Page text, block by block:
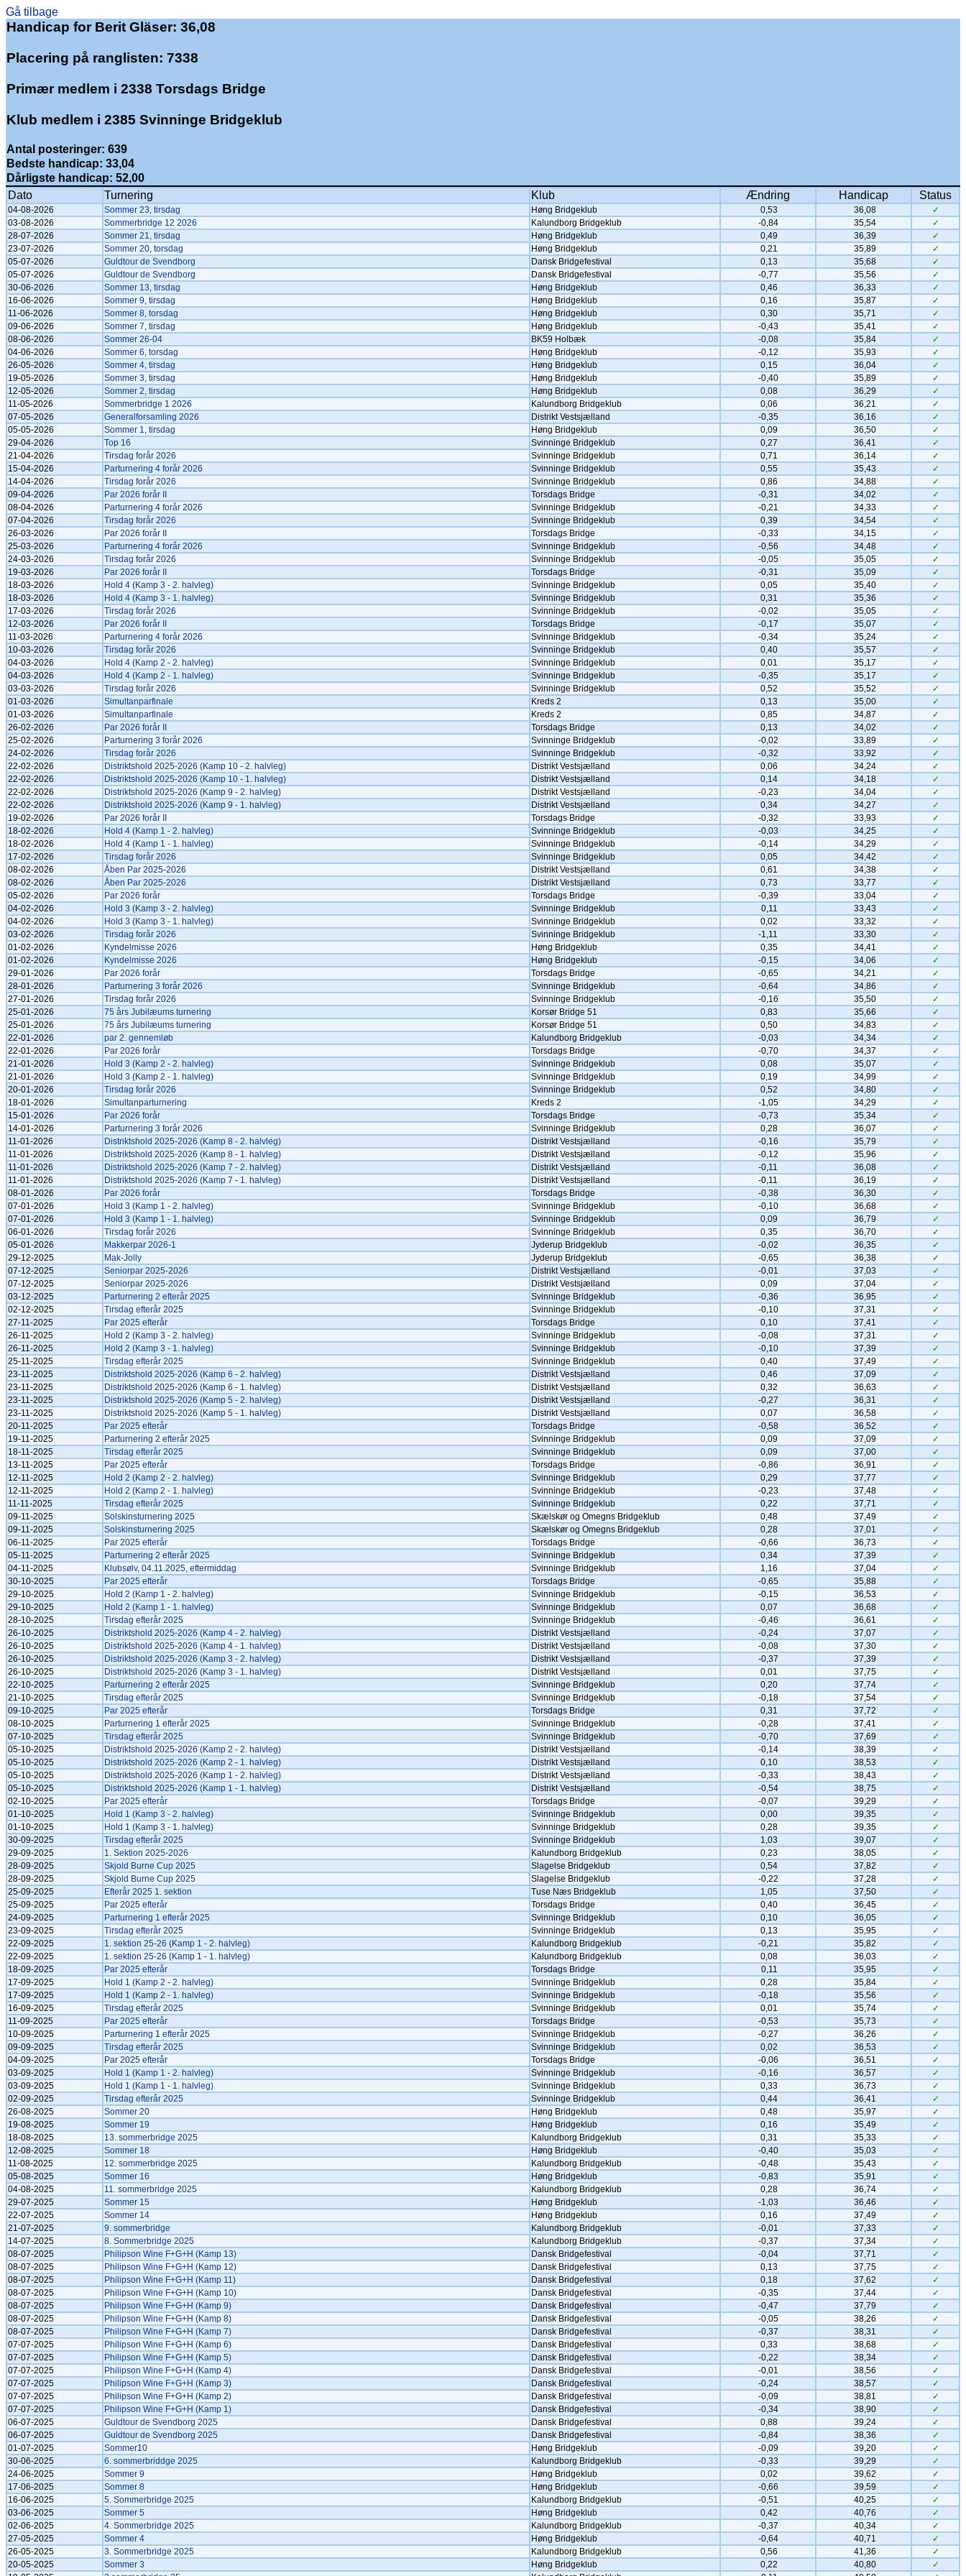
Gå tilbage
Handicap for Berit Gläser: 36,08
Placering på ranglisten: 7338
Primær medlem i 2338 Torsdags Bridge
Klub medlem i 2385 Svinninge Bridgeklub
Antal posteringer: 639
Bedste handicap: 33,04
Dårligste handicap: 52,00
Dato
Turnering Klub Ændring Handicap Status
04-08-2026 Sommer 23, tirsdag Høng Bridgeklub 0,53 36,08
✓
03-08-2026
Sommerbridge 12 2026 Kalundborg Bridgeklub -0,84 35,54
✓
28-07-2026
Sommer 21, tirsdag Høng Bridgeklub 0,49 36,39
✓
23-07-2026
Sommer 20, torsdag Høng Bridgeklub 0,21 35,89
✓
05-07-2026
Guldtour de Svendborg Dansk Bridgefestival 0,13 35,68
✓
05-07-2026
Guldtour de Svendborg Dansk Bridgefestival -0,77 35,56
✓
30-06-2026
Sommer 13, tirsdag Høng Bridgeklub 0,46 36,33
✓
16-06-2026
Sommer 9, tirsdag Høng Bridgeklub 0,16 35,87
✓
11-06-2026
Sommer 8, torsdag Høng Bridgeklub 0,30 35,71
✓
09-06-2026
Sommer 7, tirsdag Høng Bridgeklub -0,43 35,41
✓
08-06-2026
Sommer 26-04 BK59 Holbæk -0,08 35,84
✓
04-06-2026
Sommer 6, torsdag Høng Bridgeklub -0,12 35,93
✓
26-05-2026
Sommer 4, tirsdag Høng Bridgeklub 0,15 36,04
✓
19-05-2026
Sommer 3, tirsdag Høng Bridgeklub -0,40 35,89
✓
12-05-2026
Sommer 2, tirsdag Høng Bridgeklub 0,08 36,29
✓
11-05-2026
Sommerbridge 1 2026 Kalundborg Bridgeklub 0,06 36,21
✓
07-05-2026
Generalforsamling 2026 Distrikt Vestsjælland -0,35 36,16
✓
05-05-2026
Sommer 1, tirsdag Høng Bridgeklub 0,09 36,50
✓
29-04-2026
Top 16 Svinninge Bridgeklub 0,27 36,41
✓
21-04-2026
Tirsdag forår 2026 Svinninge Bridgeklub 0,71 36,14
✓
15-04-2026
Parturnering 4 forår 2026 Svinninge Bridgeklub 0,55 35,43
✓
14-04-2026
Tirsdag forår 2026 Svinninge Bridgeklub 0,86 34,88
✓
09-04-2026
Par 2026 forår II Torsdags Bridge -0,31 34,02
✓
08-04-2026
Parturnering 4 forår 2026 Svinninge Bridgeklub -0,21 34,33
✓
07-04-2026
Tirsdag forår 2026 Svinninge Bridgeklub 0,39 34,54
✓
26-03-2026
Par 2026 forår II Torsdags Bridge -0,33 34,15
✓
25-03-2026
Parturnering 4 forår 2026 Svinninge Bridgeklub -0,56 34,48
✓
24-03-2026
Tirsdag forår 2026 Svinninge Bridgeklub -0,05 35,05
✓
19-03-2026
Par 2026 forår II Torsdags Bridge -0,31 35,09
✓
18-03-2026
Hold 4 (Kamp 3 - 2. halvleg) Svinninge Bridgeklub 0,05 35,40
✓
18-03-2026
Hold 4 (Kamp 3 - 1. halvleg) Svinninge Bridgeklub 0,31 35,36
✓
17-03-2026
Tirsdag forår 2026 Svinninge Bridgeklub -0,02 35,05
✓
12-03-2026
Par 2026 forår II Torsdags Bridge -0,17 35,07
✓
11-03-2026
Parturnering 4 forår 2026 Svinninge Bridgeklub -0,34 35,24
✓
10-03-2026
Tirsdag forår 2026 Svinninge Bridgeklub 0,40 35,57
✓
04-03-2026
Hold 4 (Kamp 2 - 2. halvleg) Svinninge Bridgeklub 0,01 35,17
✓
04-03-2026
Hold 4 (Kamp 2 - 1. halvleg) Svinninge Bridgeklub -0,35 35,17
✓
03-03-2026
Tirsdag forår 2026 Svinninge Bridgeklub 0,52 35,52
✓
01-03-2026
Simultanparfinale Kreds 2 0,13 35,00
✓
01-03-2026
Simultanparfinale Kreds 2 0,85 34,87
✓
26-02-2026
Par 2026 forår II Torsdags Bridge 0,13 34,02
✓
25-02-2026
Parturnering 3 forår 2026 Svinninge Bridgeklub -0,02 33,89
✓
24-02-2026
Tirsdag forår 2026 Svinninge Bridgeklub -0,32 33,92
✓
22-02-2026
Distriktshold 2025-2026 (Kamp 10 - 2. halvleg) Distrikt Vestsjælland 0,06 34,24
✓
22-02-2026
Distriktshold 2025-2026 (Kamp 10 - 1. halvleg) Distrikt Vestsjælland 0,14 34,18
✓
22-02-2026
Distriktshold 2025-2026 (Kamp 9 - 2. halvleg) Distrikt Vestsjælland -0,23 34,04
✓
22-02-2026
Distriktshold 2025-2026 (Kamp 9 - 1. halvleg) Distrikt Vestsjælland 0,34 34,27
✓
19-02-2026
Par 2026 forår II Torsdags Bridge -0,32 33,93
✓
18-02-2026
Hold 4 (Kamp 1 - 2. halvleg) Svinninge Bridgeklub -0,03 34,25
✓
18-02-2026
Hold 4 (Kamp 1 - 1. halvleg) Svinninge Bridgeklub -0,14 34,29
✓
17-02-2026
Tirsdag forår 2026 Svinninge Bridgeklub 0,05 34,42
✓
08-02-2026
Åben Par 2025-2026 Distrikt Vestsjælland 0,61 34,38
✓
08-02-2026
Åben Par 2025-2026 Distrikt Vestsjælland 0,73 33,77
✓
05-02-2026
Par 2026 forår Torsdags Bridge -0,39 33,04
✓
04-02-2026
Hold 3 (Kamp 3 - 2. halvleg) Svinninge Bridgeklub 0,11 33,43
✓
04-02-2026
Hold 3 (Kamp 3 - 1. halvleg) Svinninge Bridgeklub 0,02 33,32
✓
03-02-2026
Tirsdag forår 2026 Svinninge Bridgeklub -1,11 33,30
✓
01-02-2026
Kyndelmisse 2026 Høng Bridgeklub 0,35 34,41
✓
01-02-2026
Kyndelmisse 2026 Høng Bridgeklub -0,15 34,06
✓
29-01-2026
Par 2026 forår Torsdags Bridge -0,65 34,21
✓
28-01-2026
Parturnering 3 forår 2026 Svinninge Bridgeklub -0,64 34,86
✓
27-01-2026
Tirsdag forår 2026 Svinninge Bridgeklub -0,16 35,50
✓
25-01-2026
75 års Jubilæums turnering Korsør Bridge 51 0,83 35,66
✓
25-01-2026
75 års Jubilæums turnering Korsør Bridge 51 0,50 34,83
✓
22-01-2026
par 2. gennemløb Kalundborg Bridgeklub -0,03 34,34
✓
22-01-2026
Par 2026 forår Torsdags Bridge -0,70 34,37
✓
21-01-2026
Hold 3 (Kamp 2 - 2. halvleg) Svinninge Bridgeklub 0,08 35,07
✓
21-01-2026
Hold 3 (Kamp 2 - 1. halvleg) Svinninge Bridgeklub 0,19 34,99
✓
20-01-2026
Tirsdag forår 2026 Svinninge Bridgeklub 0,52 34,80
✓
18-01-2026
Simultanparturnering Kreds 2 -1,05 34,29
✓
15-01-2026
Par 2026 forår Torsdags Bridge -0,73 35,34
✓
14-01-2026
Parturnering 3 forår 2026 Svinninge Bridgeklub 0,28 36,07
✓
11-01-2026
Distriktshold 2025-2026 (Kamp 8 - 2. halvleg) Distrikt Vestsjælland -0,16 35,79
✓
11-01-2026
Distriktshold 2025-2026 (Kamp 8 - 1. halvleg) Distrikt Vestsjælland -0,12 35,96
✓
11-01-2026
Distriktshold 2025-2026 (Kamp 7 - 2. halvleg) Distrikt Vestsjælland -0,11 36,08
✓
11-01-2026
Distriktshold 2025-2026 (Kamp 7 - 1. halvleg) Distrikt Vestsjælland -0,11 36,19
✓
08-01-2026
Par 2026 forår Torsdags Bridge -0,38 36,30
✓
07-01-2026
Hold 3 (Kamp 1 - 2. halvleg) Svinninge Bridgeklub -0,10 36,68
✓
07-01-2026
Hold 3 (Kamp 1 - 1. halvleg) Svinninge Bridgeklub 0,09 36,79
✓
06-01-2026
Tirsdag forår 2026 Svinninge Bridgeklub 0,35 36,70
✓
05-01-2026
Makkerpar 2026-1 Jyderup Bridgeklub -0,02 36,35
✓
29-12-2025
Mak-Jolly Jyderup Bridgeklub -0,65 36,38
✓
07-12-2025
Seniorpar 2025-2026 Distrikt Vestsjælland -0,01 37,03
✓
07-12-2025
Seniorpar 2025-2026 Distrikt Vestsjælland 0,09 37,04
✓
03-12-2025
Parturnering 2 efterår 2025 Svinninge Bridgeklub -0,36 36,95
✓
02-12-2025
Tirsdag efterår 2025 Svinninge Bridgeklub -0,10 37,31
✓
27-11-2025
Par 2025 efterår Torsdags Bridge 0,10 37,41
✓
26-11-2025
Hold 2 (Kamp 3 - 2. halvleg) Svinninge Bridgeklub -0,08 37,31
✓
26-11-2025
Hold 2 (Kamp 3 - 1. halvleg) Svinninge Bridgeklub -0,10 37,39
✓
25-11-2025
Tirsdag efterår 2025 Svinninge Bridgeklub 0,40 37,49
✓
23-11-2025
Distriktshold 2025-2026 (Kamp 6 - 2. halvleg) Distrikt Vestsjælland 0,46 37,09
✓
23-11-2025
Distriktshold 2025-2026 (Kamp 6 - 1. halvleg) Distrikt Vestsjælland 0,32 36,63
✓
23-11-2025
Distriktshold 2025-2026 (Kamp 5 - 2. halvleg) Distrikt Vestsjælland -0,27 36,31
✓
23-11-2025
Distriktshold 2025-2026 (Kamp 5 - 1. halvleg) Distrikt Vestsjælland 0,07 36,58
✓
20-11-2025
Par 2025 efterår Torsdags Bridge -0,58 36,52
✓
19-11-2025
Parturnering 2 efterår 2025 Svinninge Bridgeklub 0,09 37,09
✓
18-11-2025
Tirsdag efterår 2025 Svinninge Bridgeklub 0,09 37,00
✓
13-11-2025
Par 2025 efterår Torsdags Bridge -0,86 36,91
✓
12-11-2025
Hold 2 (Kamp 2 - 2. halvleg) Svinninge Bridgeklub 0,29 37,77
✓
12-11-2025
Hold 2 (Kamp 2 - 1. halvleg) Svinninge Bridgeklub -0,23 37,48
✓
11-11-2025
Tirsdag efterår 2025 Svinninge Bridgeklub 0,22 37,71
✓
09-11-2025
Solskinsturnering 2025 Skælskør og Omegns Bridgeklub 0,48 37,49
✓
09-11-2025
Solskinsturnering 2025 Skælskør og Omegns Bridgeklub 0,28 37,01
✓
06-11-2025
Par 2025 efterår Torsdags Bridge -0,66 36,73
✓
05-11-2025
Parturnering 2 efterår 2025 Svinninge Bridgeklub 0,34 37,39
✓
04-11-2025
Klubsølv, 04.11.2025, eftermiddag Svinninge Bridgeklub 1,16 37,04
✓
30-10-2025
Par 2025 efterår Torsdags Bridge -0,65 35,88
✓
29-10-2025
Hold 2 (Kamp 1 - 2. halvleg) Svinninge Bridgeklub -0,15 36,53
✓
29-10-2025
Hold 2 (Kamp 1 - 1. halvleg) Svinninge Bridgeklub 0,07 36,68
✓
28-10-2025
Tirsdag efterår 2025 Svinninge Bridgeklub -0,46 36,61
✓
26-10-2025
Distriktshold 2025-2026 (Kamp 4 - 2. halvleg) Distrikt Vestsjælland -0,24 37,07
✓
26-10-2025
Distriktshold 2025-2026 (Kamp 4 - 1. halvleg) Distrikt Vestsjælland -0,08 37,30
✓
26-10-2025
Distriktshold 2025-2026 (Kamp 3 - 2. halvleg) Distrikt Vestsjælland -0,37 37,39
✓
26-10-2025
Distriktshold 2025-2026 (Kamp 3 - 1. halvleg) Distrikt Vestsjælland 0,01 37,75
✓
22-10-2025
Parturnering 2 efterår 2025 Svinninge Bridgeklub 0,20 37,74
✓
21-10-2025
Tirsdag efterår 2025 Svinninge Bridgeklub -0,18 37,54
✓
09-10-2025
Par 2025 efterår Torsdags Bridge 0,31 37,72
✓
08-10-2025
Parturnering 1 efterår 2025 Svinninge Bridgeklub -0,28 37,41
✓
07-10-2025
Tirsdag efterår 2025 Svinninge Bridgeklub -0,70 37,69
✓
05-10-2025
Distriktshold 2025-2026 (Kamp 2 - 2. halvleg) Distrikt Vestsjælland -0,14 38,39
✓
05-10-2025
Distriktshold 2025-2026 (Kamp 2 - 1. halvleg) Distrikt Vestsjælland 0,10 38,53
✓
05-10-2025
Distriktshold 2025-2026 (Kamp 1 - 2. halvleg) Distrikt Vestsjælland -0,33 38,43
✓
05-10-2025
Distriktshold 2025-2026 (Kamp 1 - 1. halvleg) Distrikt Vestsjælland -0,54 38,75
✓
02-10-2025
Par 2025 efterår Torsdags Bridge -0,07 39,29
✓
01-10-2025
Hold 1 (Kamp 3 - 2. halvleg) Svinninge Bridgeklub 0,00 39,35
✓
01-10-2025
Hold 1 (Kamp 3 - 1. halvleg) Svinninge Bridgeklub 0,28 39,35
✓
30-09-2025
Tirsdag efterår 2025 Svinninge Bridgeklub 1,03 39,07
✓
29-09-2025
1. Sektion 2025-2026 Kalundborg Bridgeklub 0,23 38,05
✓
28-09-2025
Skjold Burne Cup 2025 Slagelse Bridgeklub 0,54 37,82
✓
28-09-2025
Skjold Burne Cup 2025 Slagelse Bridgeklub -0,22 37,28
✓
25-09-2025
Efterår 2025 1. sektion Tuse Næs Bridgeklub 1,05 37,50
✓
25-09-2025
Par 2025 efterår Torsdags Bridge 0,40 36,45
✓
24-09-2025
Parturnering 1 efterår 2025 Svinninge Bridgeklub 0,10 36,05
✓
23-09-2025
Tirsdag efterår 2025 Svinninge Bridgeklub 0,13 35,95
✓
22-09-2025
1. sektion 25-26 (Kamp 1 - 2. halvleg) Kalundborg Bridgeklub -0,21 35,82
✓
22-09-2025
1. sektion 25-26 (Kamp 1 - 1. halvleg) Kalundborg Bridgeklub 0,08 36,03
✓
18-09-2025
Par 2025 efterår Torsdags Bridge 0,11 35,95
✓
17-09-2025
Hold 1 (Kamp 2 - 2. halvleg) Svinninge Bridgeklub 0,28 35,84
✓
17-09-2025
Hold 1 (Kamp 2 - 1. halvleg) Svinninge Bridgeklub -0,18 35,56
✓
16-09-2025
Tirsdag efterår 2025 Svinninge Bridgeklub 0,01 35,74
✓
11-09-2025
Par 2025 efterår Torsdags Bridge -0,53 35,73
✓
10-09-2025
Parturnering 1 efterår 2025 Svinninge Bridgeklub -0,27 36,26
✓
09-09-2025
Tirsdag efterår 2025 Svinninge Bridgeklub 0,02 36,53
✓
04-09-2025
Par 2025 efterår Torsdags Bridge -0,06 36,51
✓
03-09-2025
Hold 1 (Kamp 1 - 2. halvleg) Svinninge Bridgeklub -0,16 36,57
✓
03-09-2025
Hold 1 (Kamp 1 - 1. halvleg) Svinninge Bridgeklub 0,33 36,73
✓
02-09-2025
Tirsdag efterår 2025 Svinninge Bridgeklub 0,44 36,41
✓
26-08-2025
Sommer 20 Høng Bridgeklub 0,48 35,97
✓
19-08-2025
Sommer 19 Høng Bridgeklub 0,16 35,49
✓
18-08-2025
13. sommerbridge 2025 Kalundborg Bridgeklub 0,31 35,33
✓
12-08-2025
Sommer 18 Høng Bridgeklub -0,40 35,03
✓
11-08-2025
12. sommerbridge 2025 Kalundborg Bridgeklub -0,48 35,43
✓
05-08-2025
Sommer 16 Høng Bridgeklub -0,83 35,91
✓
04-08-2025
11. sommerbridge 2025 Kalundborg Bridgeklub 0,28 36,74
✓
29-07-2025
Sommer 15 Høng Bridgeklub -1,03 36,46
✓
22-07-2025
Sommer 14 Høng Bridgeklub 0,16 37,49
✓
21-07-2025
9. sommerbridge Kalundborg Bridgeklub -0,01 37,33
✓
14-07-2025
8. Sommerbridge 2025 Kalundborg Bridgeklub -0,37 37,34
✓
08-07-2025
Philipson Wine F+G+H (Kamp 13) Dansk Bridgefestival -0,04 37,71
✓
08-07-2025
Philipson Wine F+G+H (Kamp 12) Dansk Bridgefestival 0,13 37,75
✓
08-07-2025
Philipson Wine F+G+H (Kamp 11) Dansk Bridgefestival 0,18 37,62
✓
08-07-2025
Philipson Wine F+G+H (Kamp 10) Dansk Bridgefestival -0,35 37,44
✓
08-07-2025
Philipson Wine F+G+H (Kamp 9) Dansk Bridgefestival -0,47 37,79
✓
08-07-2025
Philipson Wine F+G+H (Kamp 8) Dansk Bridgefestival -0,05 38,26
✓
08-07-2025
Philipson Wine F+G+H (Kamp 7) Dansk Bridgefestival -0,37 38,31
✓
07-07-2025
Philipson Wine F+G+H (Kamp 6) Dansk Bridgefestival 0,33 38,68
✓
07-07-2025
Philipson Wine F+G+H (Kamp 5) Dansk Bridgefestival -0,22 38,34
✓
07-07-2025
Philipson Wine F+G+H (Kamp 4) Dansk Bridgefestival -0,01 38,56
✓
07-07-2025
Philipson Wine F+G+H (Kamp 3) Dansk Bridgefestival -0,24 38,57
✓
07-07-2025
Philipson Wine F+G+H (Kamp 2) Dansk Bridgefestival -0,09 38,81
✓
07-07-2025
Philipson Wine F+G+H (Kamp 1) Dansk Bridgefestival -0,34 38,90
✓
06-07-2025
Guldtour de Svendborg 2025 Dansk Bridgefestival 0,88 39,24
✓
06-07-2025
Guldtour de Svendborg 2025 Dansk Bridgefestival -0,84 38,36
✓
01-07-2025
Sommer10 Høng Bridgeklub -0,09 39,20
✓
30-06-2025
6. sommerbriddge 2025 Kalundborg Bridgeklub -0,33 39,29
✓
24-06-2025
Sommer 9 Høng Bridgeklub 0,02 39,62
✓
17-06-2025
Sommer 8 Høng Bridgeklub -0,66 39,59
✓
16-06-2025
5. Sommerbridge 2025 Kalundborg Bridgeklub -0,51 40,25
✓
03-06-2025
Sommer 5 Høng Bridgeklub 0,42 40,76
✓
02-06-2025
4. Sommerbridge 2025 Kalundborg Bridgeklub -0,37 40,34
✓
27-05-2025
Sommer 4 Høng Bridgeklub -0,64 40,71
✓
26-05-2025
3. Sommerbridge 2025 Kalundborg Bridgeklub 0,56 41,36
✓
20-05-2025
Sommer 3 Høng Bridgeklub 0,22 40,80
✓